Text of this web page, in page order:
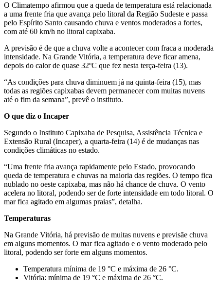
O Climatempo afirmou que a queda de temperatura está relacionada
a uma frente fria que avança pelo litoral da Região Sudeste e passa
pelo Espírito Santo causando chuva e ventos moderados a fortes,
com até 60 km/h no litoral capixaba.
A previsão é de que a chuva volte a acontecer com fraca a moderada
intensidade. Na Grande Vitória, a temperatura deve ficar amena,
depois do calor de quase 32ºC que fez nesta terça-feira (13).
“As condições para chuva diminuem já na quinta-feira (15), mas
todas as regiões capixabas devem permanecer com muitas nuvens
até o fim da semana”, prevê o instituto.
O que diz o Incaper
Segundo o Instituto Capixaba de Pesquisa, Assistência Técnica e
Extensão Rural (Incaper), a quarta-feira (14) é de mudanças nas
condições climáticas no estado.
“Uma frente fria avança rapidamente pelo Estado, provocando
queda de temperatura e chuvas na maioria das regiões. O tempo fica
nublado no oeste capixaba, mas não há chance de chuva. O vento
acelera no litoral, podendo ser de forte intensidade em todo litoral. O
mar fica agitado em algumas praias”, detalha.
Temperaturas
Na Grande Vitória, há previsão de muitas nuvens e previsãe chuva
em alguns momentos. O mar fica agitado e o vento moderado pelo
litoral, podendo ser forte em alguns momentos.
Temperatura mínima de 19 °C e máxima de 26 °C.
Vitória: mínima de 19 °C e máxima de 26 °C.